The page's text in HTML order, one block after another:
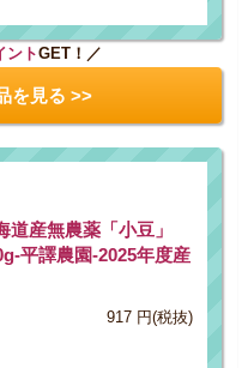
ントGET！／
を見る >>
道産無農薬「小豆」
平譯農園-2025年度産
917 円(税抜)